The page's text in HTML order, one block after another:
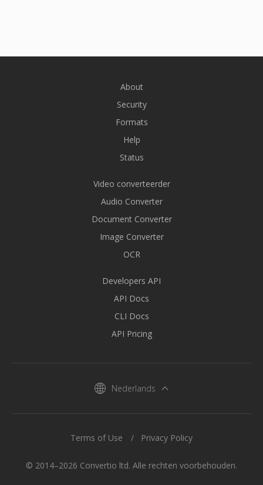
About
Security
Formats
Help
Status
Video converteerder
Audio Converter
Document Converter
Image Converter
OCR
Developers API
API Docs
CLI Docs
API Pricing
Nederlands
© 2014–2026 Convertio ltd. Alle rechten voorbehouden.
Terms of Use Privacy Policy